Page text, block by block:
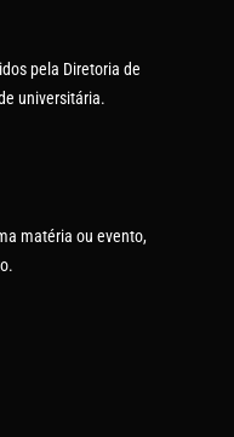
pela Diretoria de
universitária.
matéria ou evento,